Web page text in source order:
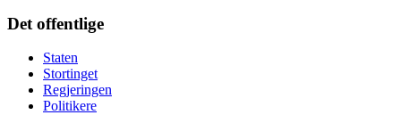
Det offentlige
Staten
Stortinget
Regjeringen
Politikere